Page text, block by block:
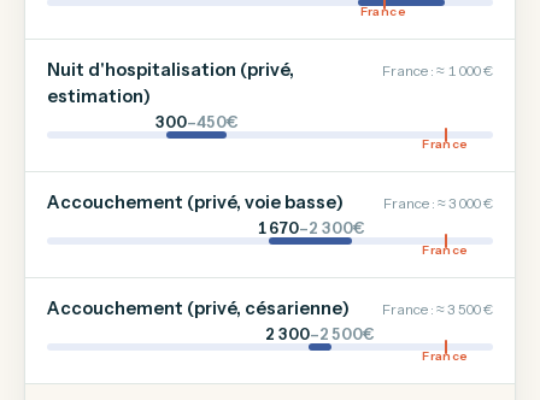
France
Nuit d'hospitalisation (privé,
estimation)
France : ≈ 1 000 €
300–450€
France
Accouchement (privé, voie basse) France : ≈ 3 000 €
1 670–2 300€
France
Accouchement (privé, césarienne) France : ≈ 3 500 €
2 300–2 500€
France